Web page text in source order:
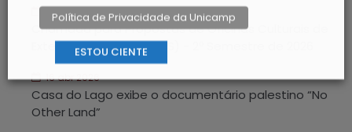
14 maio 2026
Chamada para Propostas de Oficinas Culturais de
Extensão (PROPONENTES) - 2º Semestre de 2026
16 abr 2026
Casa do Lago exibe o documentário palestino “No
Other Land”
Política de Privacidade da Unicamp
ESTOU CIENTE